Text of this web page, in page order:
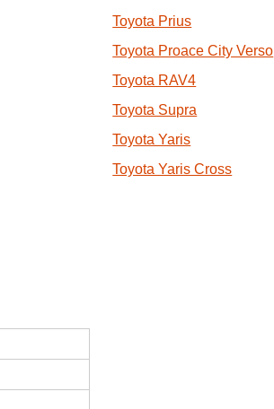
Toyota Prius
Toyota Proace City Verso
Toyota RAV4
Toyota Supra
Toyota Yaris
Toyota Yaris Cross